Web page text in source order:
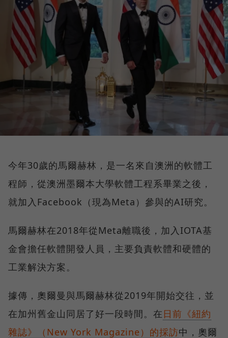
今年30歲的馬爾赫林，是一名來自澳洲的軟體工
程師，從澳洲墨爾本大學軟體工程系畢業之後，
就加入Facebook（現為Meta）參與的AI研究。
馬爾赫林在2018年從Meta離職後，加入IOTA基
金會擔任軟體開發人員，主要負責軟體和硬體的
工業解決方案。
據傳，奧爾曼與馬爾赫林從2019年開始交往，並
在加州舊金山同居了好一段時間。在 日前《紐約
雜誌》（New York Magazine）的採訪中，奧爾